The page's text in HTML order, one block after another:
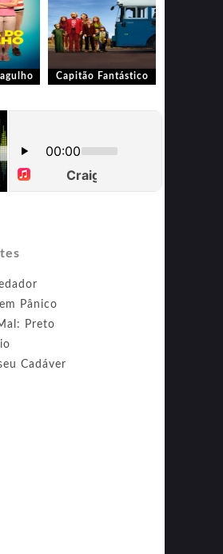
Capitão Fantástico
Pânico
Preto
Cadáver